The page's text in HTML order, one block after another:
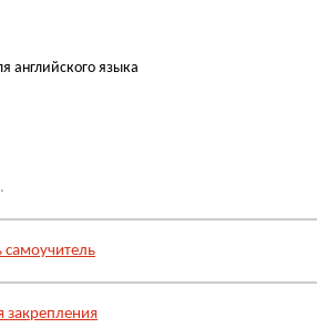
английского языка
.
самоучитель
закрепления